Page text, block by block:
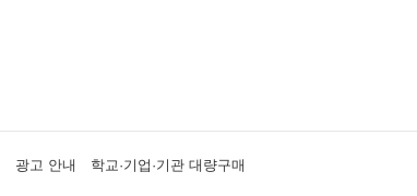
광고 안내 학교·기업·기관 대량구매